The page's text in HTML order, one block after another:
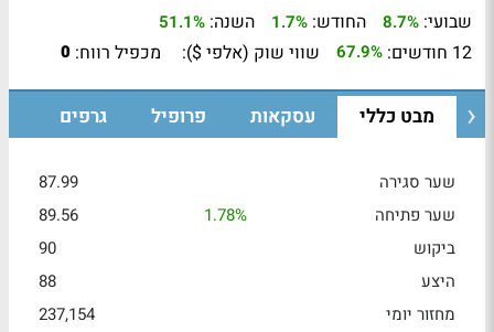
שבועי: 8.7% החודש: 1.7% השנה: 51.1%
12 חודשים: 67.9% שווי שוק (אלפי $): מכפיל רווח: 0
מבט כללי עסקאות פרופיל גרפים
שער סגירה
87.99
שער פתיחה
1.78%
89.56
ביקוש
90
היצע
88
מחזור יומי
237,154